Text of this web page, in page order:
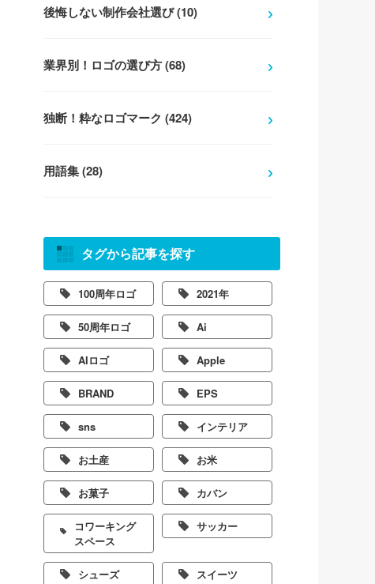
後悔しない制作会社選び (10)
業界別！ロゴの選び方 (68)
独断！粋なロゴマーク (424)
用語集 (28)
タグから記事を探す
100周年ロゴ 2021年
50周年ロゴ Ai
AIロゴ Apple
BRAND EPS
sns インテリア
お土産 お米
お菓子 カバン
コワーキング
スペース
サッカー
シューズ スイーツ